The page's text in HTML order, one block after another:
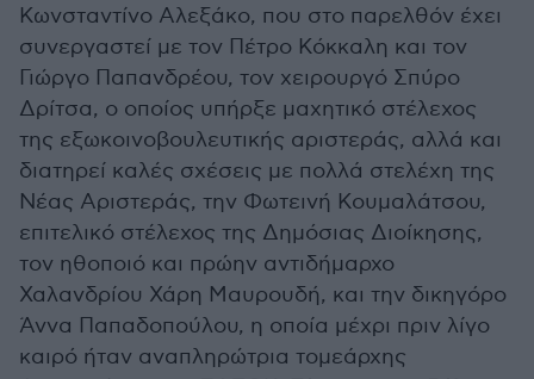
Κωνσταντίνο Αλεξάκο, που στο παρελθόν έχει
συνεργαστεί με τον Πέτρο Κόκκαλη και τον
Γιώργο Παπανδρέου, τον χειρουργό Σπύρο
Δρίτσα, ο οποίος υπήρξε μαχητικό στέλεχος
της εξωκοινοβουλευτικής αριστεράς, αλλά και
διατηρεί καλές σχέσεις με πολλά στελέχη της
Νέας Αριστεράς, την Φωτεινή Κουμαλάτσου,
επιτελικό στέλεχος της Δημόσιας Διοίκησης,
τον ηθοποιό και πρώην αντιδήμαρχο
Χαλανδρίου Χάρη Μαυρουδή, και την δικηγόρο
Άννα Παπαδοπούλου, η οποία μέχρι πριν λίγο
καιρό ήταν αναπληρώτρια τομεάρχης